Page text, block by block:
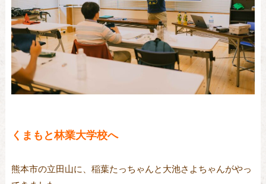
くまもと林業大学校へ
熊本市の立田山に、稲葉たっちゃんと大池さよちゃんがやっ